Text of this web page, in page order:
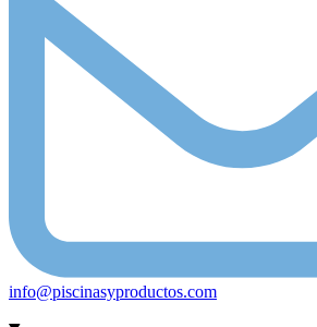
info@piscinasyproductos.com